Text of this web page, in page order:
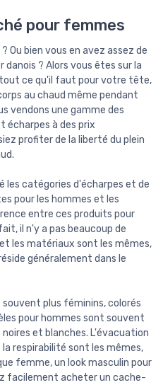
pour femmes
Ou bien vous en avez assez de
danois ? Alors vous êtes sur la
tout ce qu'il faut pour votre tête,
au chaud même pendant
vendons une gamme des
écharpes à des prix
profiter de la liberté du plein
les catégories d'écharpes et de
pour les hommes et les
entre ces produits pour
il n'y a pas beaucoup de
les matériaux sont les mêmes,
généralement dans le
plus féminins, colorés
pour hommes sont souvent
et blanches. L'évacuation
respirabilité sont les mêmes,
femme, un look masculin pour
facilement acheter un cache-